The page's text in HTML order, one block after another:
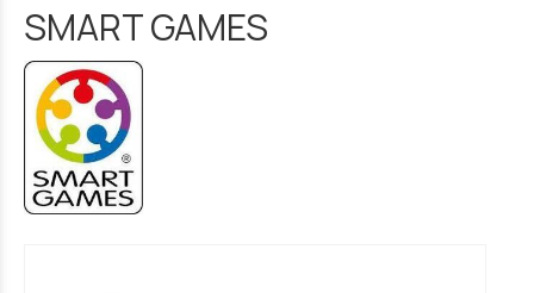
SMART GAMES